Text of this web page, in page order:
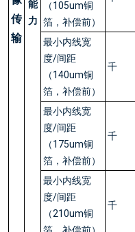
传
输
能
力
（105um铜
箔，补偿前）
最小内线宽
度/间距
（140um铜
箔，补偿前）
千
最小内线宽
度/间距
（175um铜
箔，补偿前）
千
最小内线宽
度/间距
（210um铜
箔，补偿前）
千